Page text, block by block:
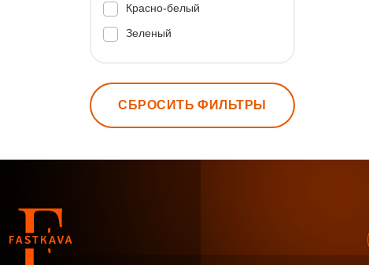
Красно-белый
Зеленый
СБРОСИТЬ ФИЛЬТРЫ